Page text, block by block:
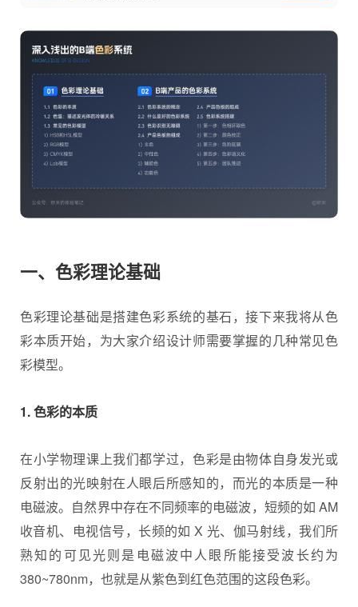
一、色彩理论基础
色彩理论基础是搭建色彩系统的基石，接下来我将从色
彩本质开始，为大家介绍设计师需要掌握的几种常见色
彩模型。
1. 色彩的本质
在小学物理课上我们都学过，色彩是由物体自身发光或
反射出的光映射在人眼后所感知的，而光的本质是一种
电磁波。自然界中存在不同频率的电磁波，短频的如 AM
收音机、电视信号，长频的如 X 光、伽马射线，我们所
熟知的可见光则是电磁波中人眼所能接受波长约为
380~780nm，也就是从紫色到红色范围的这段色彩。